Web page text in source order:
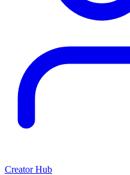
Creator Hub